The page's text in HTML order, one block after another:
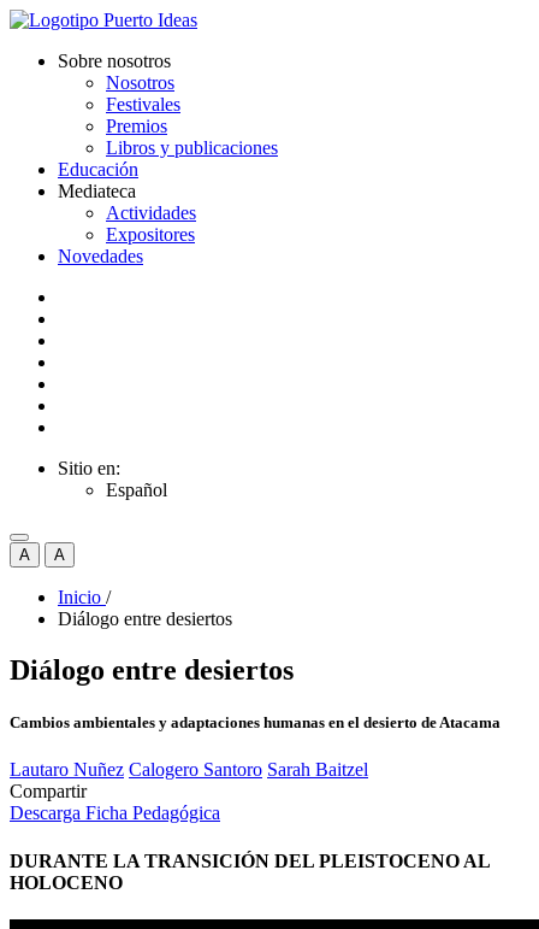
Sobre nosotros
Nosotros
Festivales
Premios
Libros y publicaciones
Educación
Mediateca
Actividades
Expositores
Novedades
Sitio en:
Español
A A
Inicio /
Diálogo entre desiertos
Diálogo entre desiertos
Cambios ambientales y adaptaciones humanas en el desierto de Atacama
Lautaro Nuñez Calogero Santoro Sarah Baitzel
Compartir
Descarga Ficha Pedagógica
DURANTE LA TRANSICIÓN DEL PLEISTOCENO AL
HOLOCENO